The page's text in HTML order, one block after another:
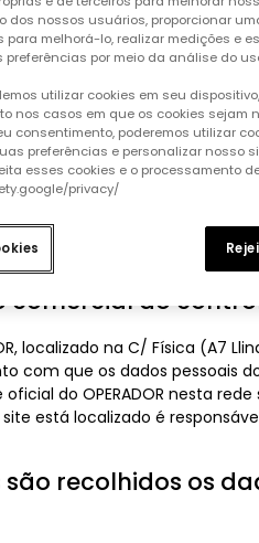
com as
legalmente
a menores de catorze (14)
aceder e utilizar o sítio web
o acesso e utilização deste
está
pessoas incapazes de
comercial do
localizado na C/ Física (A7
com que os dados pessoais
do OPERADOR nesta
está localizado é
recolhidos os
nossos usuários, proporcionar
para melhorá-lo, realizar medições e
por meio da análise do
utilizar cookies em seu
nos casos em que os cookies
consentimento, poderemos utilizar
preferências e personalizar nosso
esses cookies e o processamento
privacy/